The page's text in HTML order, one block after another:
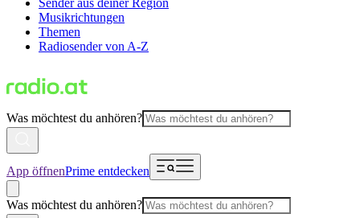
Sender aus deiner Region
Musikrichtungen
Themen
Radiosender von A-Z
Was möchtest du anhören?
App öffnenPrime entdecken
Was möchtest du anhören?